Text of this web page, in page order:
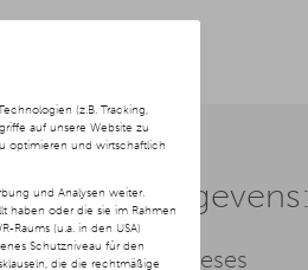
(z.B. Tracking,
auf unsere Website zu
optimieren und wirtschaftlich
und Analysen weiter.
haben oder die sie im Rahmen
Raums (u.a. in den USA)
Schutzniveau für den
die die rechtmäßige
marktgegevens:
van hypotheses